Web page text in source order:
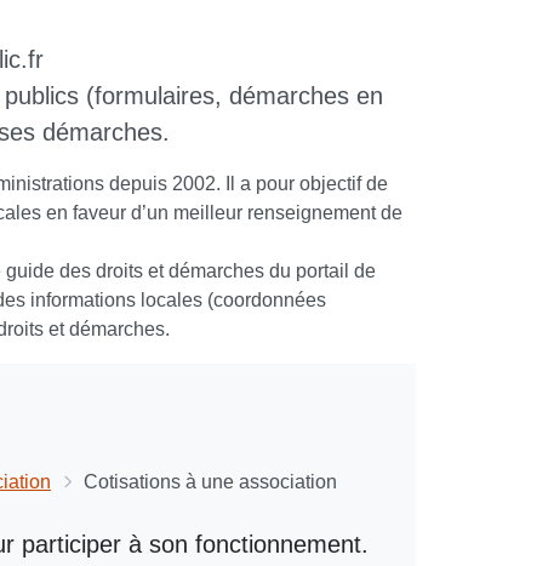
(formulaires, démarches en
démarches.
depuis 2002. Il a pour objectif de
en faveur d’un meilleur renseignement de
des droits et démarches du portail de
informations locales (coordonnées
et démarches.
Cotisations à une association
participer à son fonctionnement.